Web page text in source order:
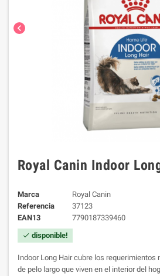
chevron_left
Royal Canin Indoor
Marca
Royal Canin
Referencia
37123
EAN13
7790187339460
check disponible!
Indoor Long Hair cubre los requerimientos
de pelo largo que viven en el interior del